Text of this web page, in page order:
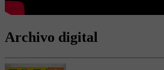
Archivo digital